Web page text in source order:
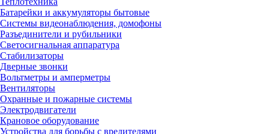
Батарейки и аккумуляторы бытовые
Системы видеонаблюдения, домофоны
Разъединители и рубильники
Светосигнальная аппаратура
Стабилизаторы
Дверные звонки
Вольтметры и амперметры
Вентиляторы
Охранные и пожарные системы
Электродвигатели
Крановое оборудование
Устройства для борьбы с вредителями